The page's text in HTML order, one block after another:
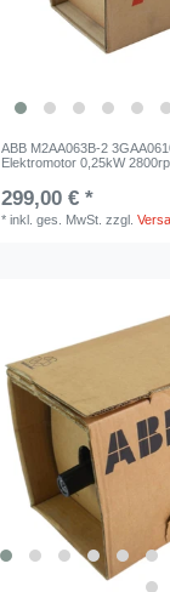
ABB M2AA063B-2
Elektromotor 0,25kW
299,00 € *
*inkl. ges. MwSt. zzgl.